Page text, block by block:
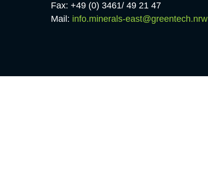
Fax: +49 (0) 3461/ 49 21 47
Mail: info.minerals-east@greentech.nrw